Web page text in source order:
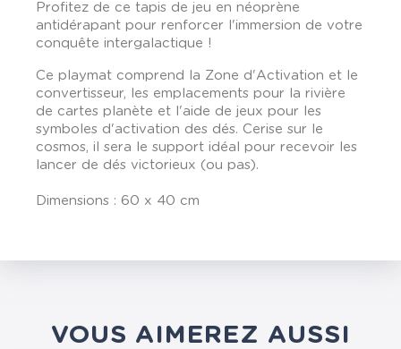
Profitez de ce tapis de jeu en néoprène
antidérapant pour renforcer l'immersion de votre
conquête intergalactique !
Ce playmat comprend la Zone d'Activation et le
convertisseur, les emplacements pour la rivière
de cartes planète et l'aide de jeux pour les
symboles d'activation des dés. Cerise sur le
cosmos, il sera le support idéal pour recevoir les
lancer de dés victorieux (ou pas).
Dimensions : 60 x 40 cm
VOUS AIMEREZ AUSSI